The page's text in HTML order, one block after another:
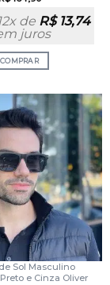
de R$13,74
juros
COMPRAR
Sol Masculino
e Cinza Oliver